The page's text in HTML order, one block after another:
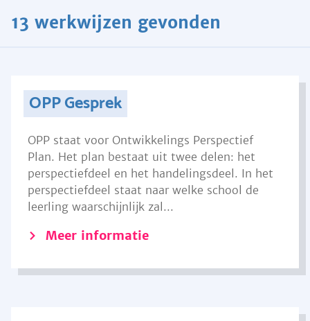
13 werkwijzen gevonden
OPP Gesprek
OPP staat voor Ontwikkelings Perspectief
Plan. Het plan bestaat uit twee delen: het
perspectiefdeel en het handelingsdeel. In het
perspectiefdeel staat naar welke school de
leerling waarschijnlijk zal...
Meer informatie